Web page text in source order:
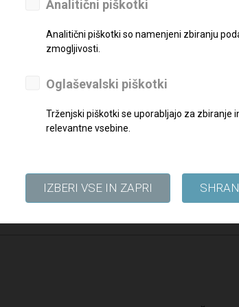
dokazili pošljite najkasneje do13. 06. 2019
Analitični piškotki
Analitični piškotki so namenjeni zbiranju
zmogljivosti.
Oglaševalski piškotki
Trženjski piškotki se uporabljajo za
relevantne vsebine.
IZBERI VSE IN ZAPRI